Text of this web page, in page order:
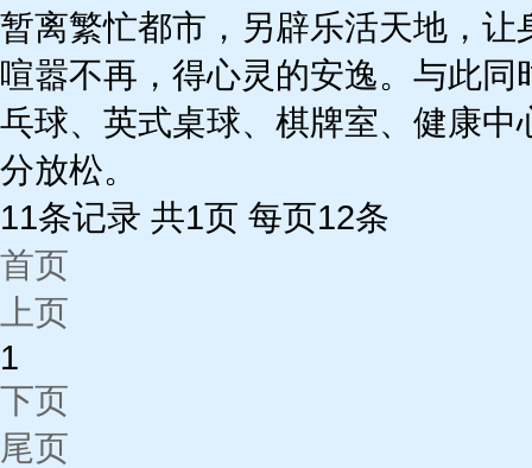
暂离繁忙都市，另辟乐活天地，
喧嚣不再，得心灵的安逸。与此
乓球、英式桌球、棋牌室、健康
分放松。
11条记录 共1页 每页12条
首页
上页
1
下页
尾页